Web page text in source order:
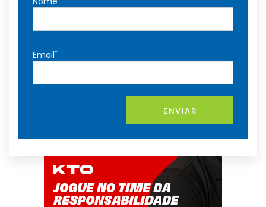
Email*
ENVIAR